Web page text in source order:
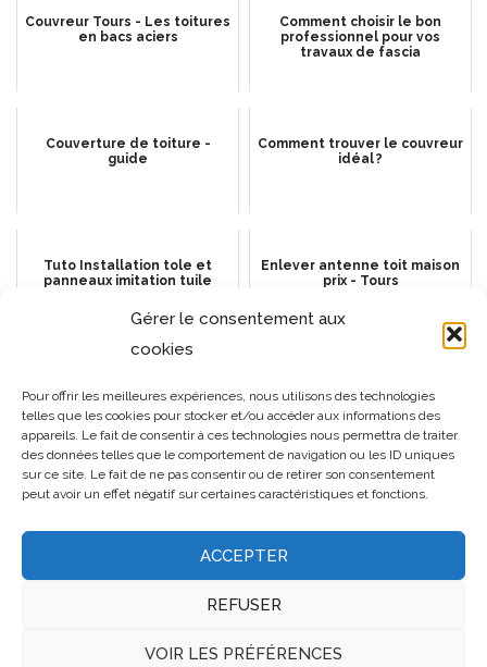
Gérer le consentement aux
cookies
Pour offrir les meilleures expériences, nous utilisons des technologies
telles que les cookies pour stocker et/ou accéder aux informations des
appareils. Le fait de consentir à ces technologies nous permettra de traiter
des données telles que le comportement de navigation ou les ID uniques
sur ce site. Le fait de ne pas consentir ou de retirer son consentement
peut avoir un effet négatif sur certaines caractéristiques et fonctions.
ACCEPTER
REFUSER
VOIR LES PRÉFÉRENCES
Couvreur Tours - Les toitures
en bacs aciers
Comment choisir le bon
professionnel pour vos
travaux de fascia
Couverture de toiture -
guide
Comment trouver le couvreur
idéal ?
Tuto Installation tole et
panneaux imitation tuile
Enlever antenne toit maison
prix - Tours
Nettoyage du toit - le guide
complet
outils pour des travaux de
toiture et de charpente de
qualité ?